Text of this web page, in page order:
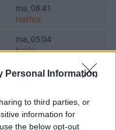
Personal Information
to third parties, or
information for
the below opt-out
ma, 08:41
Hathor
ma, 05:04
hekki
ma, 00:23
péntek, 21:59
Toka